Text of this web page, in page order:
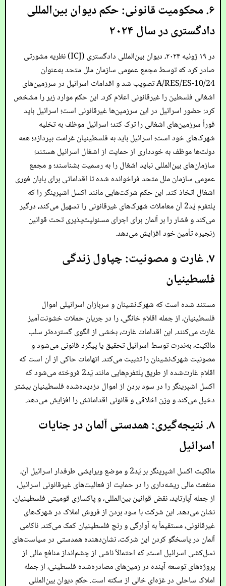
۶. محکومیت قانونی: حکم دیوان بین‌المللی
دادگستری در سال ۲۰۲۴
در ۱۹ ژوئیه ۲۰۲۴، دیوان بین‌المللی دادگستری (ICJ) نظریه مشورتی
صادر کرد که توسط مجمع عمومی سازمان ملل متحد به‌عنوان
A/RES/ES-10/24 تصویب شد و اقدامات اسرائیل در سرزمین‌های
اشغالی فلسطین را غیرقانونی اعلام کرد. این حکم موارد زیر را مشخص
کرد: حضور اسرائیل در این سرزمین‌ها غیرقانونی است؛ اسرائیل باید
فوراً سرزمین‌های اشغالی را ترک کند؛ اسرائیل موظف به تخلیه
شهرک‌های خود است؛ اسرائیل باید به فلسطینیان غرامت بپردازد؛ همه
دولت‌ها موظف به خودداری از حمایت از اشغال اسرائیل هستند؛
سازمان‌های بین‌المللی نباید اشغال را به رسمیت بشناسند؛ و مجمع
عمومی سازمان ملل متحد فراخوانده شده تا اقداماتی برای پایان فوری
اشغال اتخاذ کند. این حکم شرکت‌هایی مانند اکسل اشپرینگر را که
پلتفرم یَد2 آن معاملات شهرک‌های غیرقانونی را تسهیل می‌کند، درگیر
می‌کند و فشار را بر آلمان برای اجرای مسئولیت‌پذیری تحت قوانین
زنجیره تأمین خود افزایش می‌دهد.
۷. غارت و مصونیت: چپاول زندگی
فلسطینیان
مستند شده است که شهرک‌نشینان و سربازان اسرائیلی اموال
فلسطینیان، از جمله اقلام خانگی، را در جریان حملات خشونت‌آمیز
غارت می‌کنند. این اقدامات غارت، بخشی از الگوی گسترده‌تر سلب
مالکیت، به‌ندرت توسط اسرائیل تحقیق یا پیگرد قانونی می‌شود و
مصونیت شهرک‌نشینان را تثبیت می‌کند. اتهامات حاکی از آن است که
اقلام غارت‌شده از طریق پلتفرم‌هایی مانند یَد2 فروخته می‌شود که
اکسل اشپرینگر را در سود بردن از اموال دزدیده‌شده فلسطینیان بیشتر
دخیل می‌کند و وزن اخلاقی و قانونی اقداماتش را افزایش می‌دهد.
۸. نتیجه‌گیری: همدستی آلمان در جنایات
اسرائیل
مالکیت اکسل اشپرینگر بر یَد2 و موضع ویرایشی طرفدار اسرائیل آن،
منفعت مالی ریشه‌داری را در حمایت از فعالیت‌های غیرقانونی اسرائیل،
از جمله آپارتاید، نقض قوانین بین‌المللی، و پاکسازی قومیتی فلسطینیان،
نشان می‌دهد. این شرکت با سود بردن از فروش املاک در شهرک‌های
غیرقانونی، مستقیماً به آوارگی و رنج فلسطینیان کمک می‌کند. ناکامی
آلمان در پاسخگو کردن این شرکت، نشان‌دهنده همدستی در سیاست‌های
نسل‌کشی اسرائیل است، که احتمالاً ناشی از چشم‌انداز منافع مالی از
پروژه‌های توسعه آینده در زمین‌های مصادره‌شده فلسطینی، از جمله
املاک ساحلی در غزه‌ای خالی از سکنه است. حکم دیوان بین‌المللی